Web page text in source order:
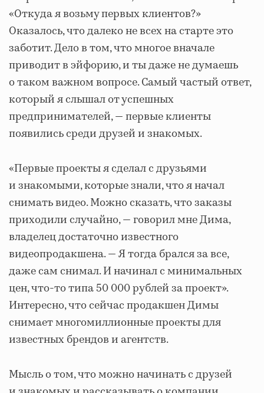
«Откуда я возьму первых клиентов?»
Оказалось, что далеко не всех на старте это
заботит. Дело в том, что многое вначале
приводит в эйфорию, и ты даже не думаешь
о таком важном вопросе. Самый частый ответ,
который я слышал от успешных
предпринимателей, — первые клиенты
появились среди друзей и знакомых.
«Первые проекты я сделал с друзьями
и знакомыми, которые знали, что я начал
снимать видео. Можно сказать, что заказы
приходили случайно, — говорил мне Дима,
владелец достаточно известного
видеопродакшена. — Я тогда брался за все,
даже сам снимал. И начинал с минимальных
цен, что-то типа 50 000 рублей за проект».
Интересно, что сейчас продакшен Димы
снимает многомиллионные проекты для
известных брендов и агентств.
Мысль о том, что можно начинать с друзей